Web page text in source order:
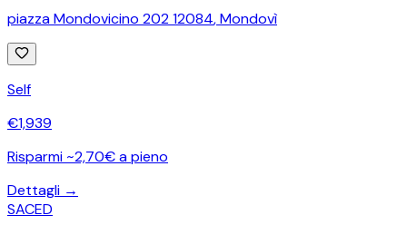
piazza Mondovicino 202 12084,Mondovì
Self
€1,939
Risparmi ~2,70€ a pieno
Dettagli →
SACED